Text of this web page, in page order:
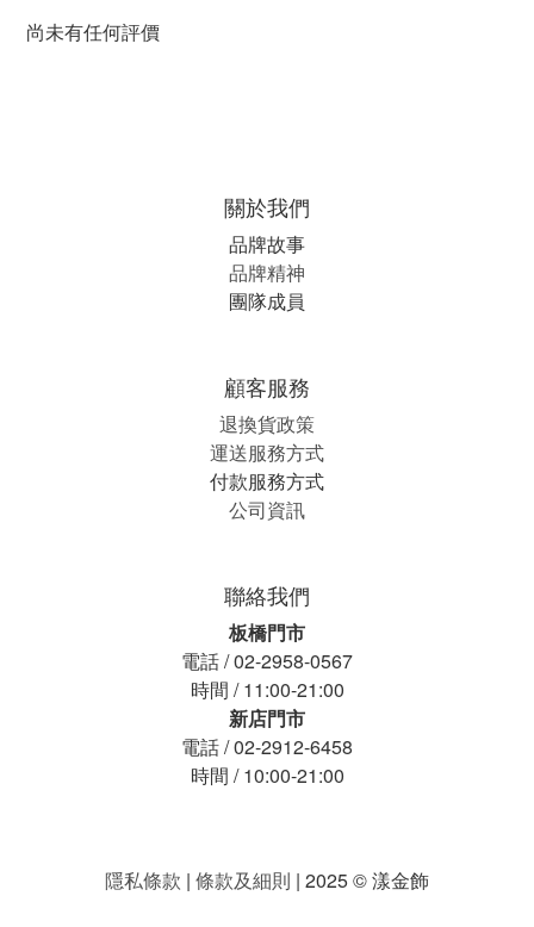
尚未有任何評價
關於我們
品牌故事
品牌精神
團隊成員
顧客服務
退換貨政策
運送服務方式
付款服務方式
公司資訊
聯絡我們
板橋門市
電話 / 02-2958-0567
時間 / 11:00-21:00
新店門市
電話 / 02-2912-6458
時間 / 10:00-21:00
隱私條款 | 條款及細則 | 2025 © 漾金飾